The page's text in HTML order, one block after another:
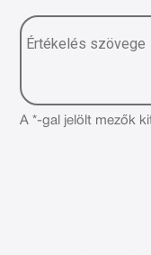
A *-gal jelölt mezők